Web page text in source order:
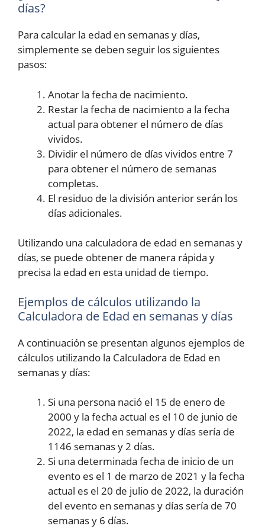
días?
Para calcular la edad en semanas y días,
simplemente se deben seguir los siguientes
pasos:
Anotar la fecha de nacimiento.
Restar la fecha de nacimiento a la fecha
actual para obtener el número de días
vividos.
Dividir el número de días vividos entre 7
para obtener el número de semanas
completas.
El residuo de la división anterior serán los
días adicionales.
Utilizando una calculadora de edad en semanas y
días, se puede obtener de manera rápida y
precisa la edad en esta unidad de tiempo.
Ejemplos de cálculos utilizando la
Calculadora de Edad en semanas y días
A continuación se presentan algunos ejemplos de
cálculos utilizando la Calculadora de Edad en
semanas y días:
Si una persona nació el 15 de enero de
2000 y la fecha actual es el 10 de junio de
2022, la edad en semanas y días sería de
1146 semanas y 2 días.
Si una determinada fecha de inicio de un
evento es el 1 de marzo de 2021 y la fecha
actual es el 20 de julio de 2022, la duración
del evento en semanas y días sería de 70
semanas y 6 días.